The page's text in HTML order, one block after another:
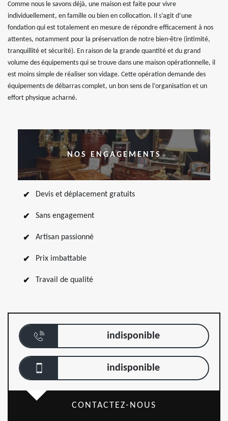
Comme nous le savons déjà, une maison est faite pour vivre
individuellement, en famille ou bien en collocation. Il s’agit d’une
fondation qui est totalement en mesure de répondre efficacement à nos
attentes, notamment pour la préservation de notre bien-être (intimité,
tranquillité et sécurité). En raison de la grande quantité et du grand
volume des équipements qui se trouve dans une maison opérationnelle, il
est moins simple de réaliser son vidage. Cette opération demande des
équipements de débarras complet, un bon sens de l’organisation et un
effort physique acharné.
NOS ENGAGEMENTS
Devis et déplacement gratuits
Sans engagement
Artisan passionné
Prix imbattable
Travail de qualité
indisponible
indisponible
CONTACTEZ-NOUS